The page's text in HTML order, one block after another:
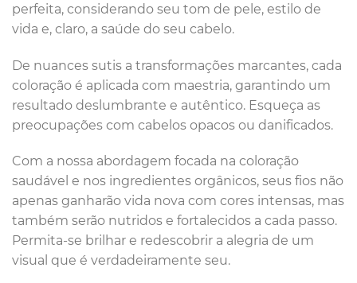
perfeita, considerando seu tom de pele, estilo de
vida e, claro, a saúde do seu cabelo.
De nuances sutis a transformações marcantes, cada
coloração é aplicada com maestria, garantindo um
resultado deslumbrante e autêntico. Esqueça as
preocupações com cabelos opacos ou danificados.
Com a nossa abordagem focada na coloração
saudável e nos ingredientes orgânicos, seus fios não
apenas ganharão vida nova com cores intensas, mas
também serão nutridos e fortalecidos a cada passo.
Permita-se brilhar e redescobrir a alegria de um
visual que é verdadeiramente seu.